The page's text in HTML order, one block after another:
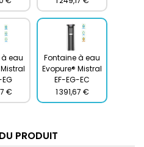
eau
€
Fontaine à eau
Evopure® Mistral
EF-EG-EC
1 391,67 €
PRODUIT